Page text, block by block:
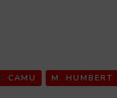
CAMU M. HUMBERT